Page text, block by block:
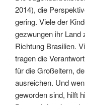
2014), die
gering. Viele der
gezwungen ihr
Richtung Brasilien.
tragen die
für die Großeltern,
ausreichen. Und
geworden sind, hilft